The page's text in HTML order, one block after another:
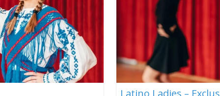
Latino Ladies –